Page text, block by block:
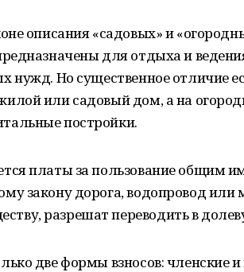
описания «садовых» и
для отдыха и
нужд. Но существенное отличие
или садовый дом, а на
постройки.
платы за пользование общим
закону дорога, водопровод или
разрешат переводить в
две формы взносов: членские